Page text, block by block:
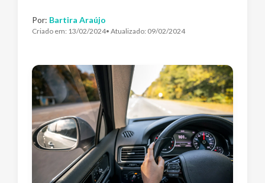
Por: Bartira Araújo
Criado em: 13/02/2024• Atualizado: 09/02/2024